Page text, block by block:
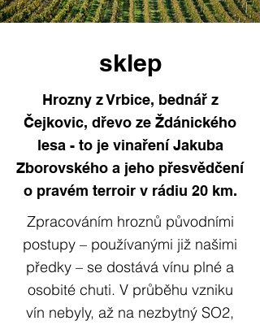
sklep
Hrozny z Vrbice, bednář z
Čejkovic, dřevo ze Ždánického
lesa - to je vinaření Jakuba
Zborovského a jeho přesvědčení
o pravém terroir v rádiu 20 km.
Zpracováním hroznů původními
postupy – používanými již našimi
předky – se dostává vínu plné a
osobité chuti. V průběhu vzniku
vín nebyly, až na nezbytný SO2,